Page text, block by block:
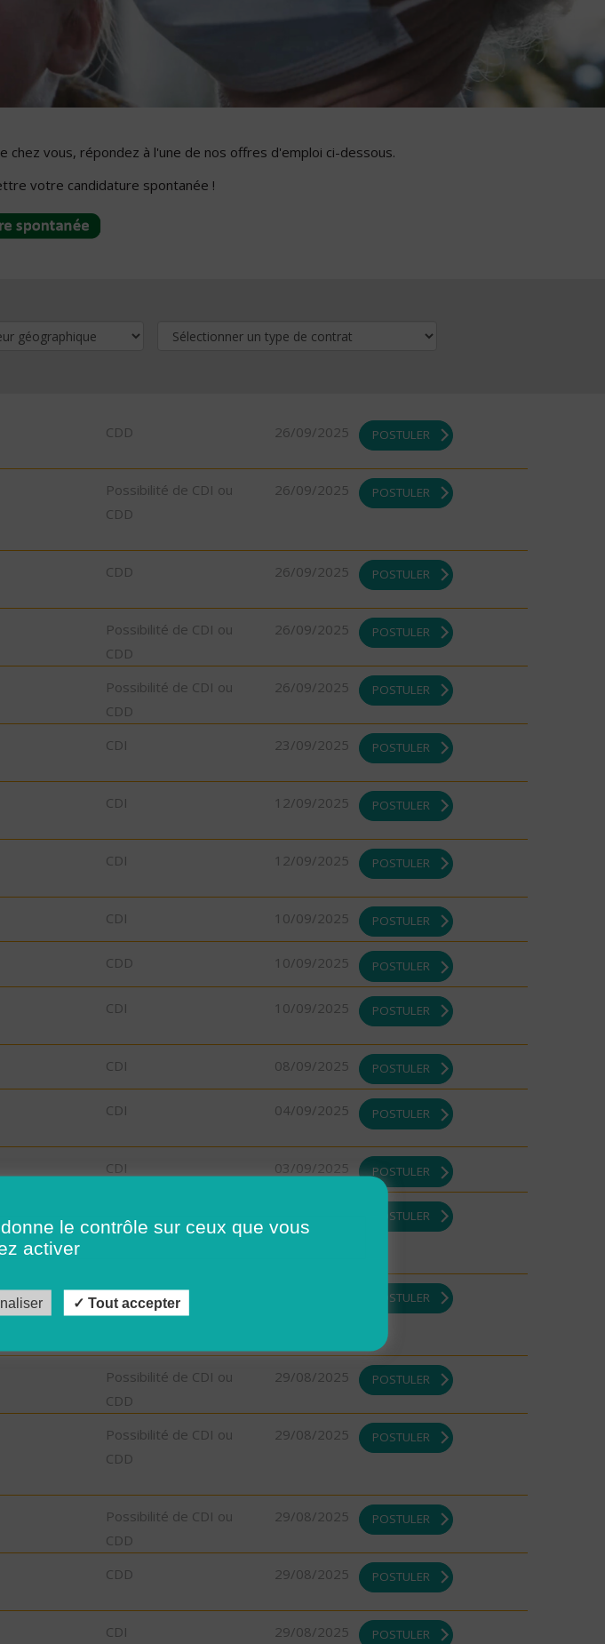
vous, répondez à l'une de nos offres d'emploi ci-dessous.
votre candidature spontanée !
CDD 26/09/2025 POSTULER
Possibilité de CDI ou
CDD
26/09/2025 POSTULER
CDD 26/09/2025 POSTULER
Possibilité de CDI ou
CDD
26/09/2025 POSTULER
Possibilité de CDI ou
CDD
26/09/2025 POSTULER
CDI 23/09/2025 POSTULER
CDI 12/09/2025 POSTULER
CDI 12/09/2025 POSTULER
CDI 10/09/2025 POSTULER
CDD 10/09/2025 POSTULER
CDI 10/09/2025 POSTULER
CDI 08/09/2025 POSTULER
CDI 04/09/2025 POSTULER
CDI 03/09/2025 POSTULER
POSTULER
CDD POSTULER
Possibilité de CDI ou
CDD
29/08/2025 POSTULER
Possibilité de CDI ou
CDD
29/08/2025 POSTULER
Possibilité de CDI ou
CDD
29/08/2025 POSTULER
CDD 29/08/2025 POSTULER
CDI 29/08/2025 POSTULER
le contrôle sur ceux que vous
activer
Tout accepter